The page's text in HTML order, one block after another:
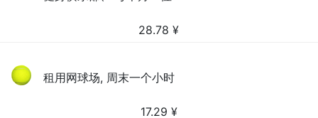
28.78 ¥
租用网球场, 周末一个小时
17.29 ¥